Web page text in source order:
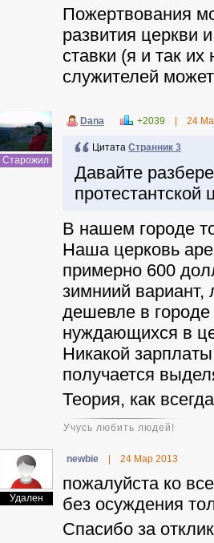
Пожертвования
развития
ставки (я и так
служителей
Старожил
Dana +2039 24
Цитата Странник 3
Давайте
протестантской
В нашем городе
Наша церковь
примерно 600
зимниий
дешевле в
нуждающихся в
Никакой
получается
Теория, как
Учусь любить людей!
Удален
newbie 24 Мар 2013
пожалуйста ко
без осуждения
Спасибо за